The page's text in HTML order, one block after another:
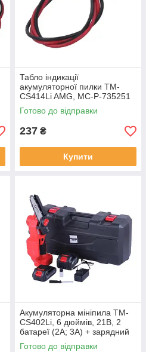
Табло індикації
акумуляторної пилки TM-
CS414Li AMG, MC-P-735251
Готово до відправки
237 ₴
Купити
Акумуляторна мініпила TM-
CS402Li, 6 дюймів, 21В, 2
батареї (2A; 3A) + зарядний
пристрій) AMG, MC-A-145754
Готово до відправки